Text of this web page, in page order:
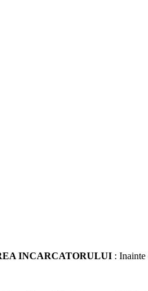
INCARCATORULUI : Inainte